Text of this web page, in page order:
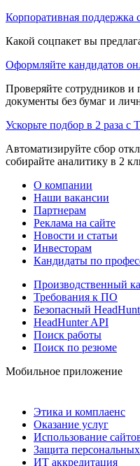
Корпоративная поддержка
Какой соцпакет вы
Оформляйте кандидатов
Проверяйте сотрудников
документы без бумаг и
Ускорьте подбор в 2 раза с
Автоматизируйте сбор
собирайте аналитику в 2
О компании
Наши вакансии
Партнерам
Реклама на сайте
Новости и статьи
Инвесторам
Кандидаты по
Производственный
Требования к ПО
Безопасный
HeadHunter API
Поиск работы
Поиск по резюме
Мобильное приложение
Этика и комплаенс
Оказание услуг
Использование
Защита
ИТ аккредитация